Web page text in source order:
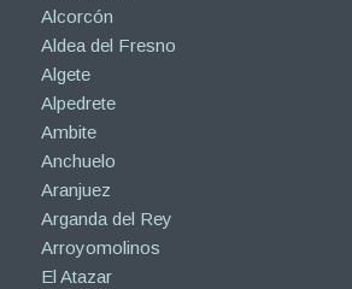
Alcorcón
Aldea del Fresno
Algete
Alpedrete
Ambite
Anchuelo
Aranjuez
Arganda del Rey
Arroyomolinos
El Atazar